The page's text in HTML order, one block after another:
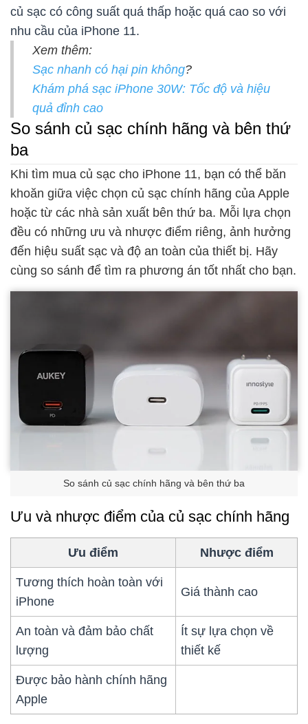
củ sạc có công suất quá thấp hoặc quá cao so với
nhu cầu của iPhone 11.
Xem thêm:
Sạc nhanh có hại pin không?
Khám phá sạc iPhone 30W: Tốc độ và hiệu
quả đỉnh cao
So sánh củ sạc chính hãng và bên thứ
ba
Khi tìm mua củ sạc cho iPhone 11, bạn có thể băn
khoăn giữa việc chọn củ sạc chính hãng của Apple
hoặc từ các nhà sản xuất bên thứ ba. Mỗi lựa chọn
đều có những ưu và nhược điểm riêng, ảnh hưởng
đến hiệu suất sạc và độ an toàn của thiết bị. Hãy
cùng so sánh để tìm ra phương án tốt nhất cho bạn.
So sánh củ sạc chính hãng và bên thứ ba
Ưu và nhược điểm của củ sạc chính hãng
Ưu điểm Nhược điểm
Tương thích hoàn toàn với
iPhone
Giá thành cao
An toàn và đảm bảo chất
lượng
Ít sự lựa chọn về
thiết kế
Được bảo hành chính hãng
Apple